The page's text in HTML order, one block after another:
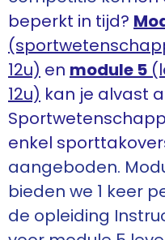
beperkt in tijd?
12u) en module 5
12u) kan je alvast
enkel
aangeboden.
bieden we 1 keer
de opleiding